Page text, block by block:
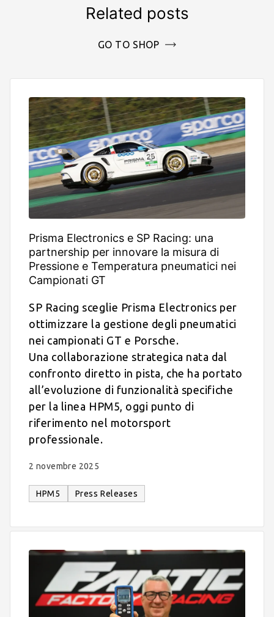
Related posts
GO TO SHOP
Prisma Electronics e SP Racing: una
partnership per innovare la misura di
Pressione e Temperatura pneumatici nei
Campionati GT
SP Racing sceglie Prisma Electronics per
ottimizzare la gestione degli pneumatici
nei campionati GT e Porsche.
Una collaborazione strategica nata dal
confronto diretto in pista, che ha portato
all’evoluzione di funzionalità specifiche
per la linea HPM5, oggi punto di
riferimento nel motorsport
professionale.
2 novembre 2025
HPM5 Press Releases